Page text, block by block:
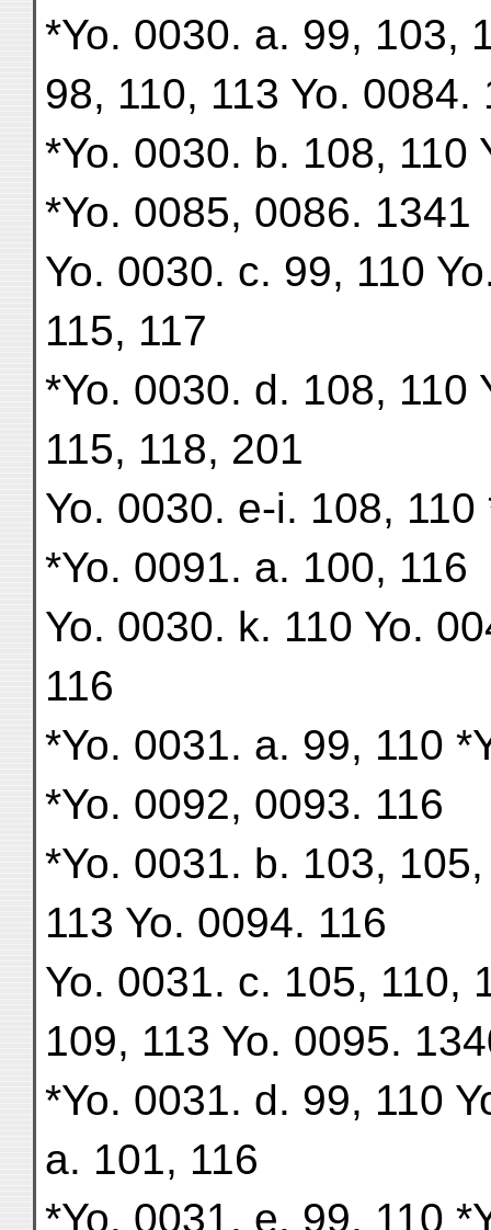
*Yo. 0030. a. 99, 103,
98, 110, 113 Yo. 0084.
*Yo. 0030. b. 108, 110
*Yo. 0085, 0086. 1341
Yo. 0030. c. 99, 110
115, 117
*Yo. 0030. d. 108, 110
115, 118, 201
Yo. 0030. e-i. 108,
*Yo. 0091. a. 100, 116
Yo. 0030. k. 110 Yo.
116
*Yo. 0031. a. 99, 110
*Yo. 0092, 0093. 116
*Yo. 0031. b. 103,
113 Yo. 0094. 116
Yo. 0031. c. 105, 110,
109, 113 Yo. 0095.
*Yo. 0031. d. 99, 110
a. 101, 116
*Yo. 0031. e. 99, 110